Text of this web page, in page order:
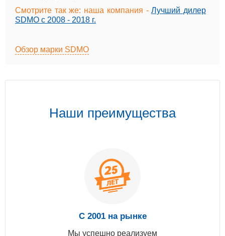
Смотрите так же: наша компания -Лучший дилер
SDMO с 2008 - 2018 г.
Обзор марки SDMO
Наши преимущества
С 2001 на рынке
Мы успешно реализуем